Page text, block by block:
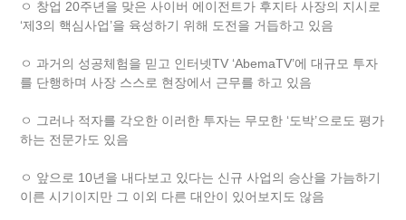
ㅇ 창업 20주년을 맞은 사이버 에이전트가 후지타 사장의 지시로
‘제3의 핵심사업’을 육성하기 위해 도전을 거듭하고 있음
ㅇ 과거의 성공체험을 믿고 인터넷TV ‘AbemaTV’에 대규모 투자
를 단행하며 사장 스스로 현장에서 근무를 하고 있음
ㅇ 그러나 적자를 각오한 이러한 투자는 무모한 ‘도박’으로도 평가
하는 전문가도 있음
ㅇ 앞으로 10년을 내다보고 있다는 신규 사업의 승산을 가늠하기
이른 시기이지만 그 이외 다른 대안이 있어보지도 않음